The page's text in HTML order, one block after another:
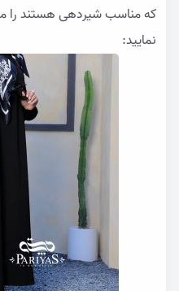
که مناسب شیردهی هستند را
نمایید: